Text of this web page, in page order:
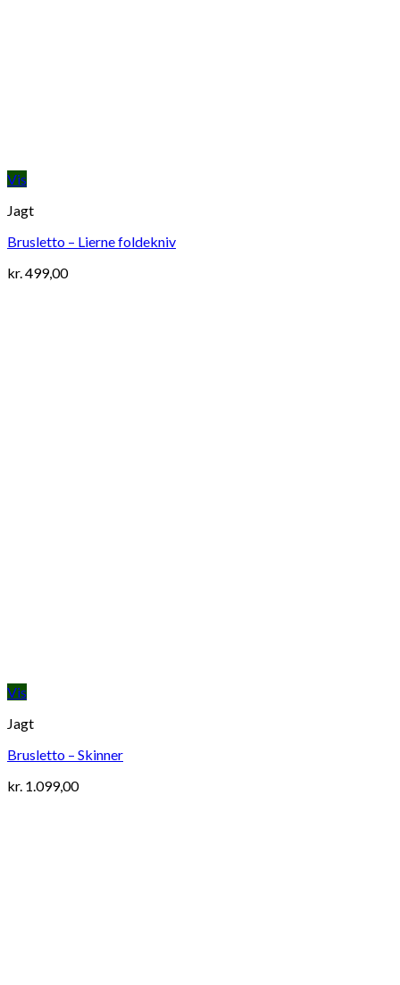
Vis
Jagt
Brusletto – Lierne foldekniv
kr.499,00
Vis
Jagt
Brusletto – Skinner
kr. 1.099,00